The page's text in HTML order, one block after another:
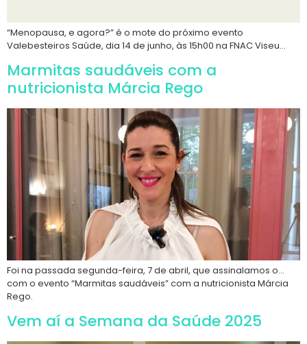
“Menopausa, e agora?” é o mote do próximo evento
Valebesteiros Saúde, dia 14 de junho, às 15h00 na FNAC Viseu…
Marmitas saudáveis com a
nutricionista Márcia Rego
Foi na passada segunda-feira, 7 de abril, que assinalamos o…
com o evento “Marmitas saudáveis” com a nutricionista Márcia
Rego.
Vem aí a Semana da Saúde 2025